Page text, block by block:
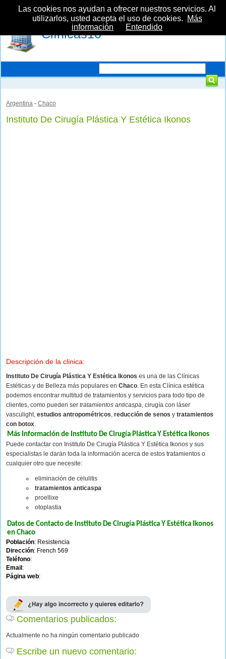
Clínicas10
Argentina - Chaco
Instituto De Cirugía Plástica Y Estética Ikonos
Descripción de la clinica:
Instituto De Cirugía Plástica Y Estética Ikonos es una de las Clínicas
Estéticas y de Belleza más populares en Chaco. En esta Clínica estética
podemos encontrar multitud de tratamientos y servicios para todo tipo de
clientes, como pueden ser tratamientos anticaspa, cirugía con láser
vasculight, estudios antropométricos, reducción de senos y tratamientos
con botox.
Más Información de Instituto De Cirugía Plástica Y Estética Ikonos
Puede contactar con Instituto De Cirugía Plástica Y Estética Ikonos y sus
especialistas le darán toda la información acerca de estos tratamientos o
cualquier otro que necesite:
eliminación de celulitis
tratamientos anticaspa
proellixe
otoplastia
Datos de Contacto de Instituto De Cirugía Plástica Y Estética Ikonos
en Chaco
Población: Resistencia
Dirección: French 569
Teléfono:
Email :
Página web:
Comentarios publicados:
Actualmente no ha ningún comentario publicado
Escribe un nuevo comentario:
Las cookies nos ayudan a ofrecer nuestros servicios. Al
utilizarlos, usted acepta el uso de cookies.
Más
información
Entendido